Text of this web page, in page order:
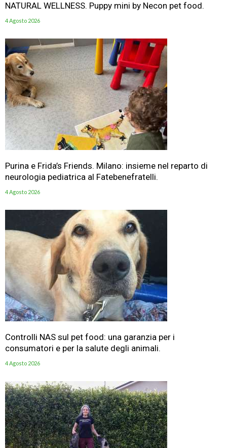
NATURAL WELLNESS. Puppy mini by Necon pet food.
4 Agosto 2026
Purina e Frida’s Friends. Milano: insieme nel reparto di
neurologia pediatrica al Fatebenefratelli.
4 Agosto 2026
Controlli NAS sul pet food: una garanzia per i
consumatori e per la salute degli animali.
4 Agosto 2026